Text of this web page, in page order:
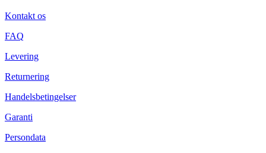
Kontakt os
FAQ
Levering
Returnering
Handelsbetingelser
Garanti
Persondata